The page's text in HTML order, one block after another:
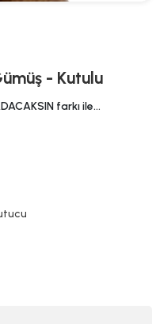
- Kutulu
farkı ile…